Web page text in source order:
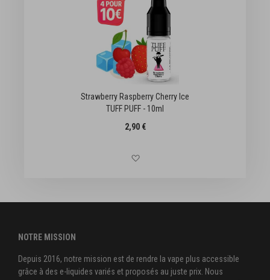
Strawberry Raspberry Cherry Ice
TUFF PUFF - 10ml
2,90 €
NOTRE MISSION
Depuis 2016, notre mission est de rendre la vape plus accessible
grâce à des e-liquides variés et proposés au juste prix. Nous